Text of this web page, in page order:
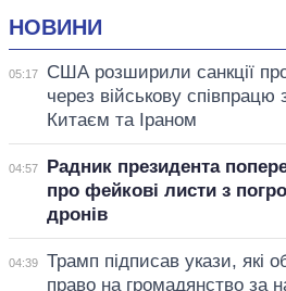
НОВИНИ
05:17
США розширили санкції
через військову співпрацю
Китаєм та Іраном
04:57
Радник президента
про фейкові листи з
дронів
04:39
Трамп підписав укази, які
право на громадянство за